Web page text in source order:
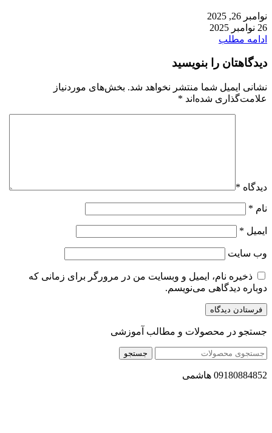
نوامبر 26, 2025
26 نوامبر 2025
ادامه مطلب
دیدگاهتان را بنویسید
نشانی ایمیل شما منتشر نخواهد شد. بخش‌های موردنیاز
علامت‌گذاری شده‌اند *
دیدگاه *
نام *
ایمیل *
وب‌ سایت
ذخیره نام، ایمیل و وبسایت من در مرورگر برای زمانی که
دوباره دیدگاهی می‌نویسم.
جستجو در محصولات و مطالب آموزشی
جستجو
09180884852 هاشمی